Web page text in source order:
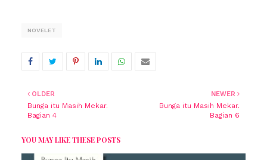
NOVELET
NEWER
Bunga itu Masih Mekar.
Bagian 6
OLDER
Bunga itu Masih Mekar.
Bagian 4
YOU MAY LIKE THESE POSTS